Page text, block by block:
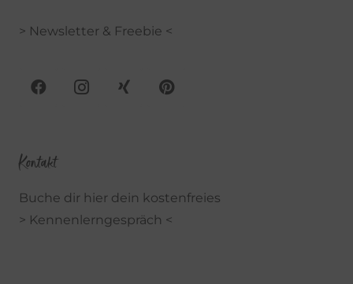
> Newsletter & Freebie <
Kontakt
Buche dir hier dein kostenfreies
> Kennenlerngespräch <